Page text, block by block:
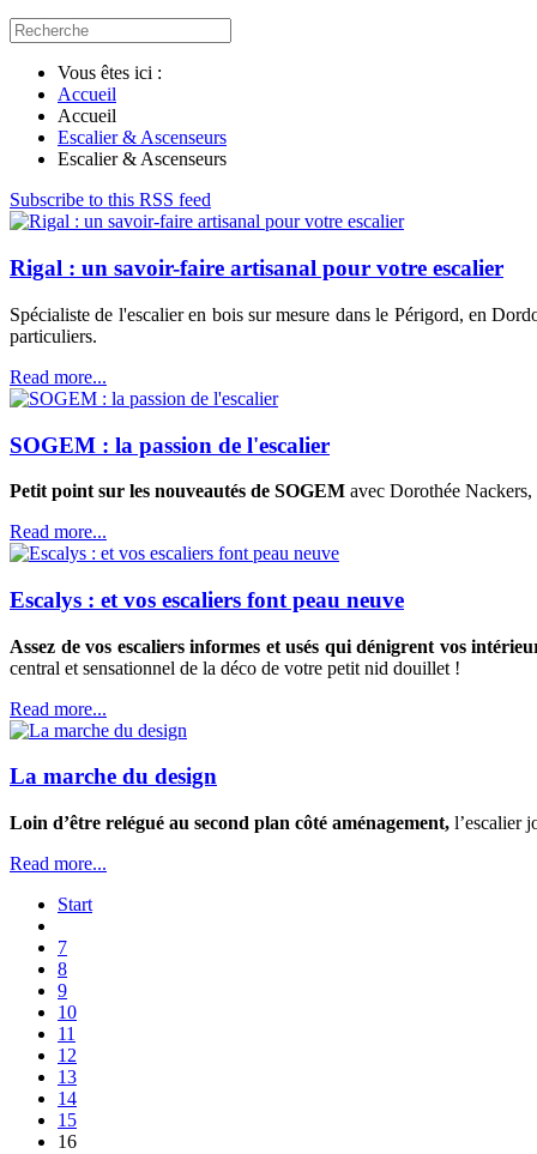
Vous êtes ici :
Accueil
Accueil
Escalier & Ascenseurs
Escalier & Ascenseurs
Subscribe to this RSS feed
Rigal : un savoir-faire artisanal pour votre escalier
Spécialiste de l'escalier en bois sur mesure dans le Périgord, en
particuliers.
Read more...
SOGEM : la passion de l'escalier
Petit point sur les nouveautés de SOGEM avec Dorothée
Read more...
Escalys : et vos escaliers font peau neuve
Assez de vos escaliers informes et usés qui dénigrent vos
central et sensationnel de la déco de votre petit nid douillet !
Read more...
La marche du design
Loin d’être relégué au second plan côté aménagement, l’escalier
Read more...
Start
7
8
9
10
11
12
13
14
15
16